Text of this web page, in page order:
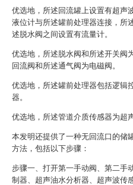
优选地，所述回流罐上设置有超声
液位计与所述罐前处理器连接，所
述脱水阀之间设置有流量计。
优选地，所述脱水阀和所述开关阀
回流阀和所述通气阀为电磁阀。
优选地，所述罐前处理器包括逻辑
器。
优选地，所述管道介质传感器为超
本发明还提供了一种无回流口的储
方法，包括以下步骤：
步骤一、打开第一手动阀、第二手
制器、超声油水分析器、超声波传